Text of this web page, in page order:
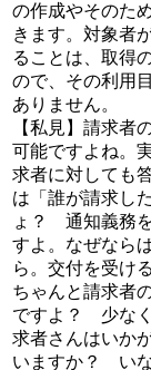
の作成やそのた
きます。対象者
ることは、取得
ので、その利用
ありません。
【私見】請求者
可能ですよね。
求者に対しても
は「誰が請求し
ょ？ 通知義務
すよ。なぜなら
ら。交付を受け
ちゃんと請求者
ですよ？ 少な
求者さんはいか
いますか？ いな